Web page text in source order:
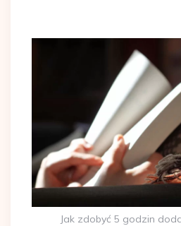
Jak zdobyć 5 godzin